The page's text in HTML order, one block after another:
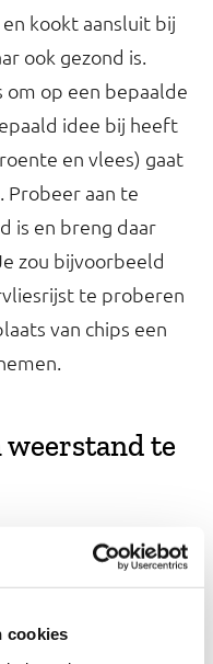
cookies
kookt aansluit bij
ook gezond is.
om op een bepaalde
idee bij heeft
en vlees) gaat
Probeer aan te
is en breng daar
zou bijvoorbeeld
te proberen
van chips een
te
of iemand
zijn daarbij